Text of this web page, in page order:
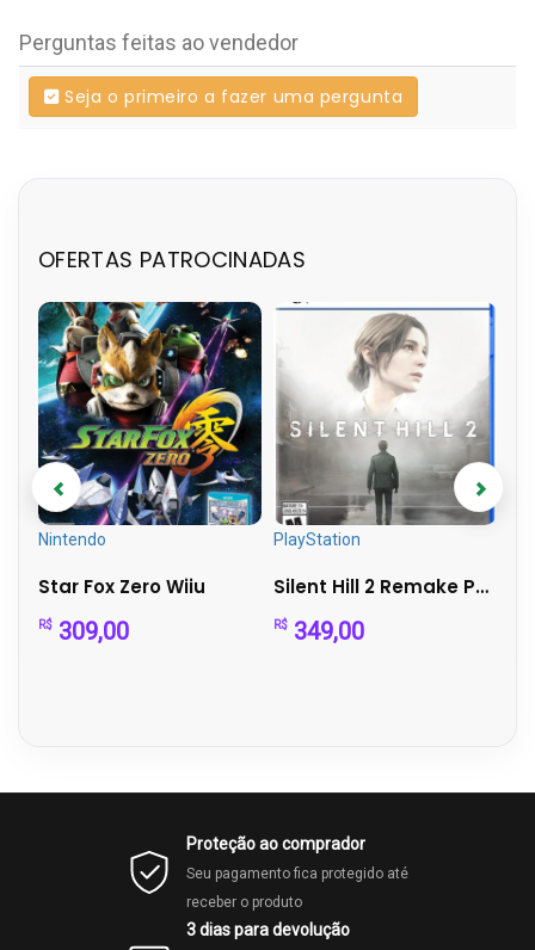
Perguntas feitas ao vendedor
Seja o primeiro a fazer uma pergunta
OFERTAS PATROCINADAS
Nintendo
Star Fox Zero Wiiu
R$ 309,00
PlayStation
Silent Hill 2 Remake PS5 – Mídia Física – Perfeito Est...
R$ 349,00
Proteção ao comprador
Seu pagamento fica protegido até
receber o produto
3 dias para devolução